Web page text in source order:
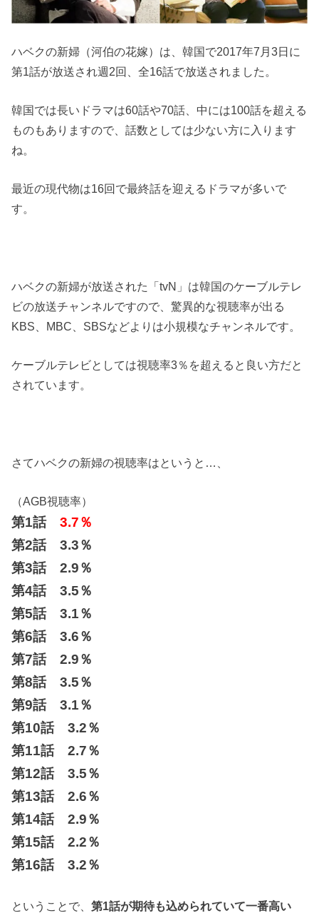
ハベクの新婦（河伯の花嫁）は、韓国で2017年7月3日に
第1話が放送され週2回、全16話で放送されました。
韓国では長いドラマは60話や70話、中には100話を超える
ものもありますので、話数としては少ない方に入ります
ね。
最近の現代物は16回で最終話を迎えるドラマが多いで
す。
ハベクの新婦が放送された「tvN」は韓国のケーブルテレ
ビの放送チャンネルですので、驚異的な視聴率が出る
KBS、MBC、SBSなどよりは小規模なチャンネルです。
ケーブルテレビとしては視聴率3％を超えると良い方だと
されています。
さてハベクの新婦の視聴率はというと…、
（AGB視聴率）
第1話3.7％
第2話 3.3％
第3話 2.9％
第4話 3.5％
第5話 3.1％
第6話 3.6％
第7話 2.9％
第8話 3.5％
第9話 3.1％
第10話 3.2％
第11話 2.7％
第12話 3.5％
第13話 2.6％
第14話 2.9％
第15話 2.2％
第16話 3.2％
ということで、第1話が期待も込められていて一番高い